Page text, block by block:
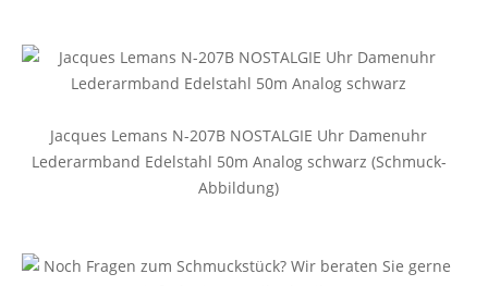
Jacques Lemans N-207B NOSTALGIE Uhr Damenuhr
Lederarmband Edelstahl 50m Analog schwarz (Schmuck-
Abbildung)